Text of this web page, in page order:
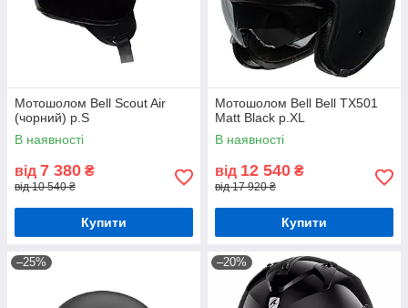
Мотошолом Bell Scout Air
(чорний) р.S
В наявності
від 7 380 ₴
від 10 540 ₴
Купити
Мотошолом Bell Bell TX501
Matt Black р.XL
В наявності
від 12 540 ₴
від 17 920 ₴
Купити
–25% –20%